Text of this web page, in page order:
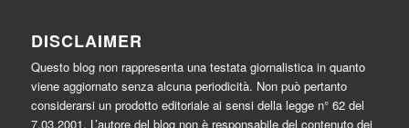
DISCLAIMER
Questo blog non rappresenta una testata giornalistica in quanto
viene aggiornato senza alcuna periodicità. Non può pertanto
considerarsi un prodotto editoriale ai sensi della legge n° 62 del
7.03.2001. L’autore del blog non è responsabile del contenuto dei